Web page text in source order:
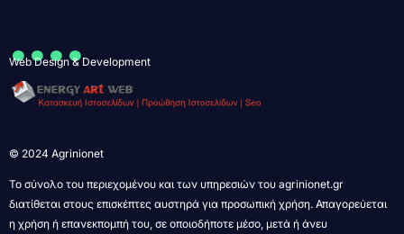
....
Web Design & Development
© 2024 Agrinionet
Το σύνολο του περιεχομένου και των υπηρεσιών του agrinionet.gr
διατίθεται στους επισκέπτες αυστηρά για προσωπική χρήση. Απαγορεύεται
η χρήση ή επανεκπομπή του, σε οποιοδήποτε μέσο, μετά ή άνευ